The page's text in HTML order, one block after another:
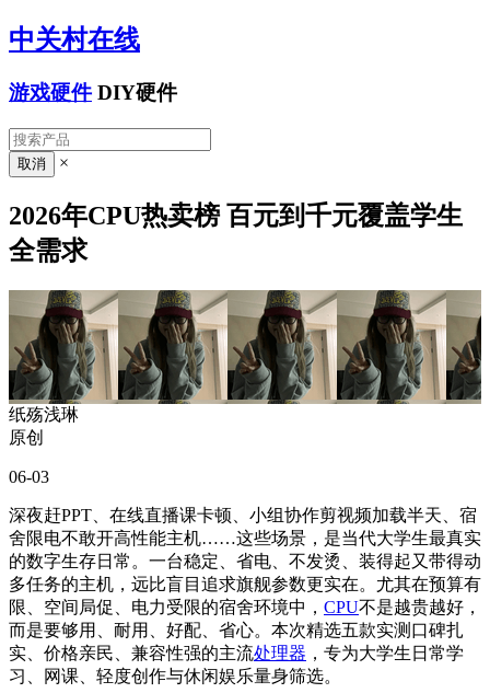
中关村在线
游戏硬件 DIY硬件
×
2026年CPU热卖榜 百元到千元覆盖学生
全需求
纸殇浅琳
原创
06-03
深夜赶PPT、在线直播课卡顿、小组协作剪视频加载半天、宿
舍限电不敢开高性能主机……这些场景，是当代大学生最真实
的数字生存日常。一台稳定、省电、不发烫、装得起又带得动
多任务的主机，远比盲目追求旗舰参数更实在。尤其在预算有
限、空间局促、电力受限的宿舍环境中， CPU不是越贵越好，
而是要够用、耐用、好配、省心。本次精选五款实测口碑扎
实、价格亲民、兼容性强的主流处理器 ，专为大学生日常学
习、网课、轻度创作与休闲娱乐量身筛选。